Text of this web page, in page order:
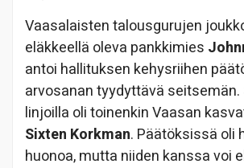
Vaasalaisten talousgurujen
eläkkeellä oleva pankkimies
antoi hallituksen kehysriihen
arvosanan tyydyttävä seitsemän.
linjoilla oli toinenkin Vaasan
Sixten Korkman. Päätöksissä oli
huonoa, mutta niiden kanssa voi